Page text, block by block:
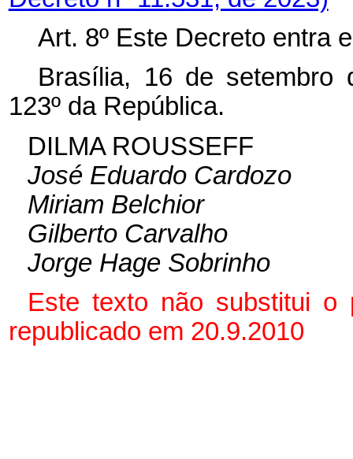
Art. 8º Este Decreto entra
Brasília, 16 de setembro
123º da República.
DILMA ROUSSEFF
José Eduardo Cardozo
Miriam Belchior
Gilberto Carvalho
Jorge Hage Sobrinho
Este texto não substitui o
republicado em 20.9.2010